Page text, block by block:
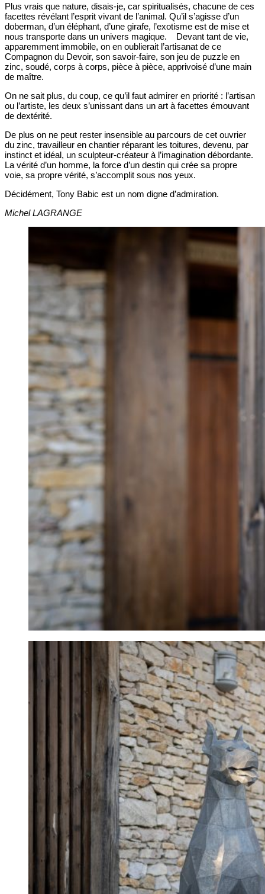
Plus vrais que nature, disais-je, car spiritualisés, chacune de ces
facettes révélant l’esprit vivant de l’animal. Qu’il s’agisse d’un
doberman, d’un éléphant, d’une girafe, l’exotisme est de mise et
nous transporte dans un univers magique. Devant tant de vie,
apparemment immobile, on en oublierait l’artisanat de ce
Compagnon du Devoir, son savoir-faire, son jeu de puzzle en
zinc, soudé, corps à corps, pièce à pièce, apprivoisé d’une main
de maître.
On ne sait plus, du coup, ce qu’il faut admirer en priorité : l’artisan
ou l’artiste, les deux s’unissant dans un art à facettes émouvant
de dextérité.
De plus on ne peut rester insensible au parcours de cet ouvrier
du zinc, travailleur en chantier réparant les toitures, devenu, par
instinct et idéal, un sculpteur-créateur à l’imagination débordante.
La vérité d’un homme, la force d’un destin qui crée sa propre
voie, sa propre vérité, s’accomplit sous nos yeux.
Décidément, Tony Babic est un nom digne d’admiration.
Michel LAGRANGE